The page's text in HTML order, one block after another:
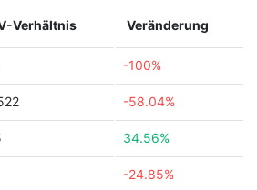
Verhältnis Veränderung
-100%
-58.04%
34.56%
-24.85%